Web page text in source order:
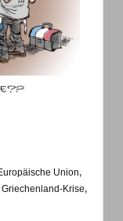
Union,
Griechenland-Krise,